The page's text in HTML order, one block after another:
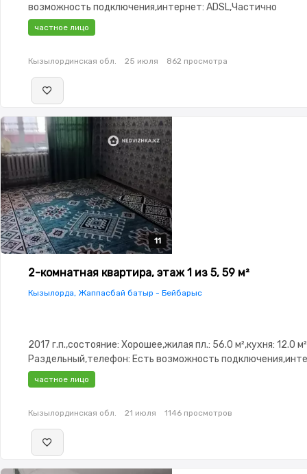
возможность подключения,интернет: ADSL,Частично
меблирована,Частично меблирована,паркинг:
Паркинг,Видеонаблюдение,Неугловая
частное лицо
Кызылординская обл. 25 июля 862 просмотра
11
11
11
11
11
2-комнатная квартира, этаж 1 из 5, 59 м²
Кызылорда, Жаппасбай батыр - Бейбарыс
2017 г.п.,состояние: Хорошее,жилая пл.: 56.0 м²,кухня: 12.0
Раздельный,телефон: Есть возможность
Проводной,Полностью меблирована,Полностью
Паркинг,Домофон,Видеонаблюдение,Пластиковые
коммерцию
частное лицо
Кызылординская обл. 21 июля 1146 просмотров